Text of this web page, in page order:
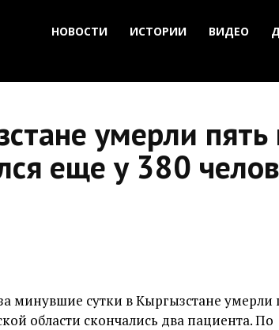
НОВОСТИ ИСТОРИИ ВИДЕО
умерли
еще у 380
минувшие сутки в Кыргызстане умерли
области скончались два пациента. По